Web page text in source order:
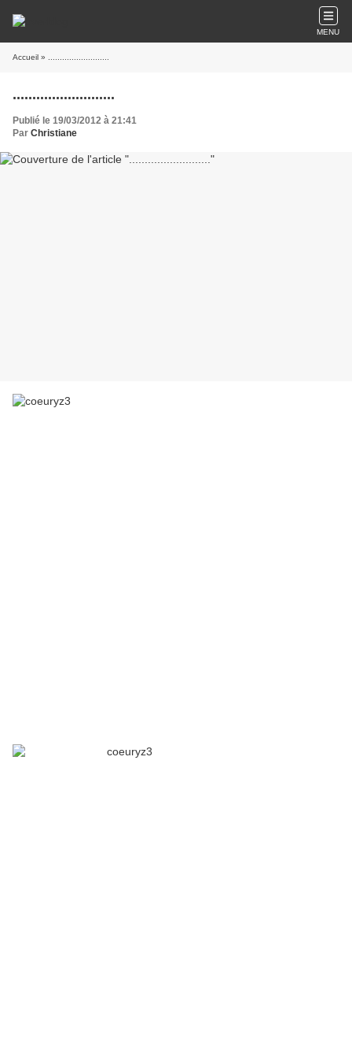
MENU
Accueil » ..........................
..........................
Publié le 19/03/2012 à 21:41
Par Christiane